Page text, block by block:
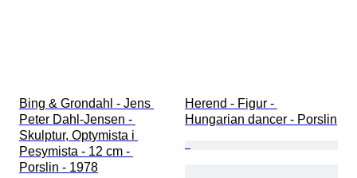
Bing & Grondahl - Jens
Peter Dahl-Jensen -
Skulptur, Optymista i
Pesymista - 12 cm -
Porslin - 1978
Herend - Figur -
Hungarian dancer - Porslin